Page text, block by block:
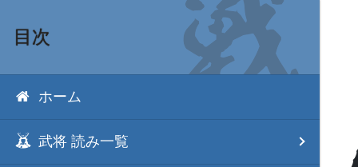
目次
ホーム
武将 読み一覧